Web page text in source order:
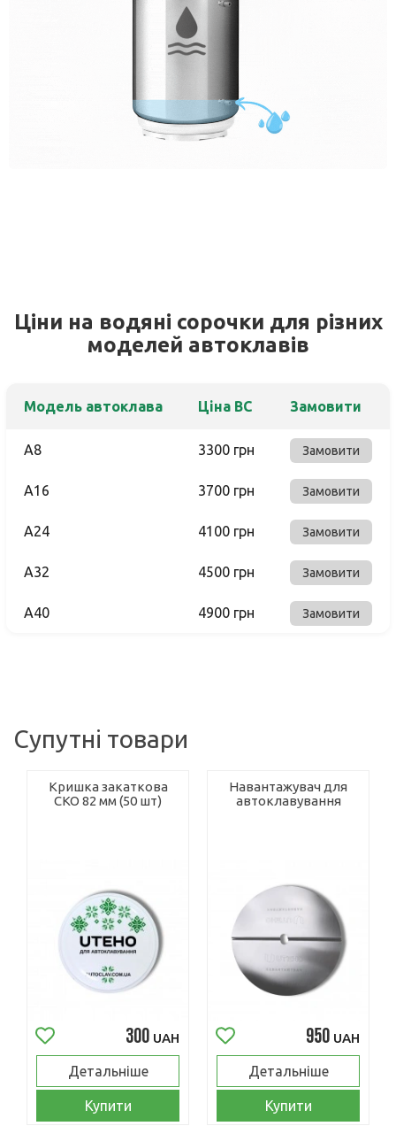
Ціни на водяні сорочки для різних
моделей автоклавів
Модель автоклава Ціна ВС Замовити
A8 3300 грн Замовити
A16 3700 грн Замовити
A24 4100 грн Замовити
A32 4500 грн Замовити
A40 4900 грн Замовити
Супутні товари
Кришка закаткова
СКО 82 мм (50 шт)
300 UAH
Детальніше
Купити
Навантажувач для
автоклавування
950 UAH
Детальніше
Купити